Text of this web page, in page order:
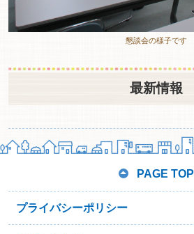
懇談会の様子です
最新情報
PAGE TOP
プライバシーポリシー